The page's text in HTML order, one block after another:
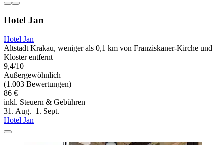
Hotel Jan
Hotel Jan
Altstadt Krakau, weniger als 0,1 km von Franziskaner-Kirche und
Kloster entfernt
9,4/10
Außergewöhnlich
(1.003 Bewertungen)
86 €
inkl. Steuern & Gebühren
31. Aug.–1. Sept.
Hotel Jan